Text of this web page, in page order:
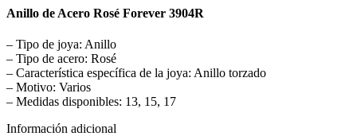
Anillo de Acero Rosé Forever 3904R
– Tipo de joya: Anillo
– Tipo de acero: Rosé
– Característica específica de la joya: Anillo torzado
– Motivo: Varios
– Medidas disponibles: 13, 15, 17
Información adicional